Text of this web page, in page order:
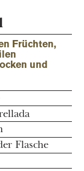
Früchten,
und
Flasche